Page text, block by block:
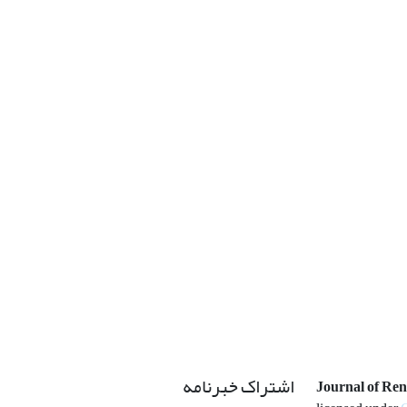
Journal of اشتراک خبرنامه